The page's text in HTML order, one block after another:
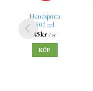
Handspruta
500 ml
45kr / st
KÖP